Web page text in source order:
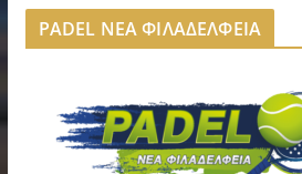
PADEL ΝΕΑ ΦΙΛΑΔΕΛΦΕΙΑ